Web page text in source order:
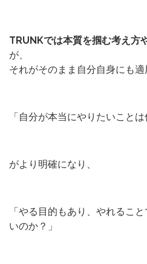
TRUNKでは本質を掴む考え方
が、
それがそのまま自分自身にも適
「自分が本当にやりたいことは
がより明確になり、
「やる目的もあり、やれるこ
いのか？」